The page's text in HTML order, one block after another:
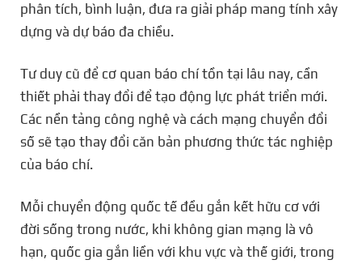
phân tích, bình luận, đưa ra giải pháp mang tính xây
dựng và dự báo đa chiều.
Tư duy cũ để cơ quan báo chí tồn tại lâu nay, cần
thiết phải thay đổi để tạo động lực phát triển mới.
Các nền tảng công nghệ và cách mạng chuyển đổi
số sẽ tạo thay đổi căn bản phương thức tác nghiệp
của báo chí.
Mỗi chuyển động quốc tế đều gắn kết hữu cơ với
đời sống trong nước, khi không gian mạng là vô
hạn, quốc gia gắn liền với khu vực và thế giới, trong